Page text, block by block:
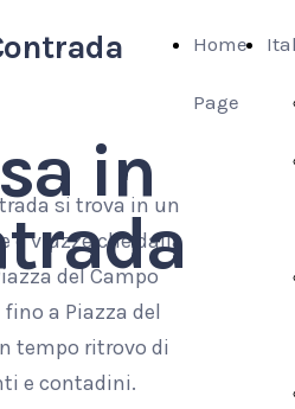
Home
Page
in
si trova in un
e viuzze che dalla
del Campo
a Piazza del
tempo ritrovo di
e contadini.